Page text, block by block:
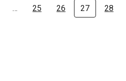
… 25 26 27 28